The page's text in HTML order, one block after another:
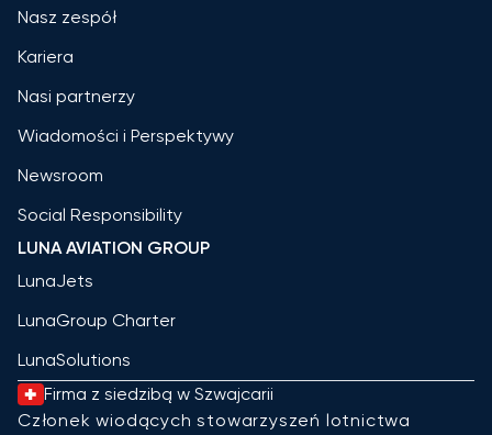
Nasz zespół
Kariera
Nasi partnerzy
Wiadomości i Perspektywy
Newsroom
Social Responsibility
LUNA AVIATION GROUP
LunaJets
LunaGroup Charter
LunaSolutions
Firma z siedzibą w Szwajcarii
Członek wiodących stowarzyszeń lotnictwa